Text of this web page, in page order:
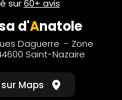
sur60+ avis
d'Anatole
Daguerre - Zone
Saint-Nazaire
Maps